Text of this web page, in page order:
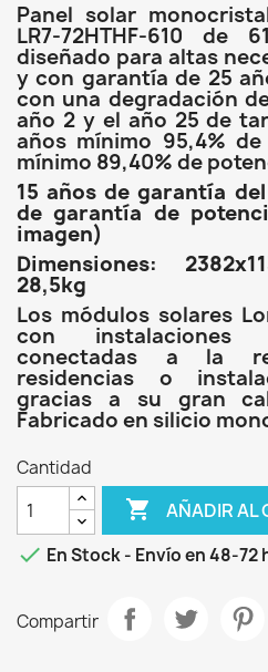
Panel solar
LR7-72HTHF-610 de
diseñado para altas
y con garantía de 25
con una degradación
año 2 y el año 25 de
años mínimo 95,4%
mínimo 89,40% de
15 años de garantía
de garantía de
imagen)
Dimensiones:
28,5kg
Los módulos solares
con instalaciones
conectadas a la
residencias o
gracias a su gran
Fabricado en silicio
Cantidad
 AÑADIR AL
 En Stock - Envío en 48-72
Compartir